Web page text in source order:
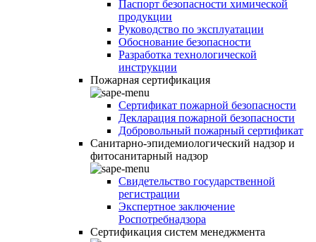
Паспорт безопасности химической
продукции
Руководство по эксплуатации
Обоснование безопасности
Разработка технологической
инструкции
Пожарная сертификация
Сертификат пожарной безопасности
Декларация пожарной безопасности
Добровольный пожарный сертификат
Санитарно-эпидемиологический надзор и
фитосанитарный надзор
Свидетельство государственной
регистрации
Экспертное заключение
Роспотребнадзора
Сертификация систем менеджмента